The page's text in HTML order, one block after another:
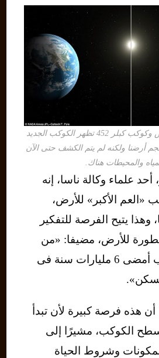
مقارنة بين كوكب الأرض وكوكب كبلر 452 تظهر الكوكب الجديد
60% عن حجم أرضنا ولكنه لم يتم الكشف حتى الآن
والمحيطات هناك.
علماء وكالة ناسا، إنه
«العم الأكبر» للأرض،
وهذا يتيح الفرصة للتفكير
للأرض، مضيفا: «من
المذهل أن الكوكب أمضى 6 مليارات سنة فى
هذه فرصة كبيرة لأن تبدأ
الكوكب، مشيرًا إلى
وشروط الحياة